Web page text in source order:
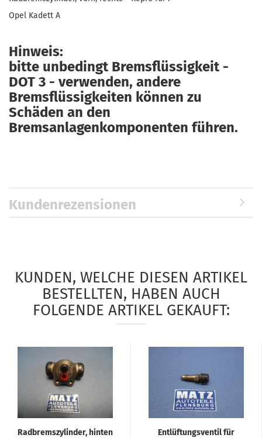
Opel Kadett A
Hinweis:
bitte unbedingt Bremsflüssigkeit -
DOT 3 - verwenden, andere
Bremsflüssigkeiten können zu
Schäden an den
Bremsanlagenkomponenten führen.
Kundenrezensionen
KUNDEN, WELCHE DIESEN ARTIKEL
BESTELLTEN, HABEN AUCH
FOLGENDE ARTIKEL GEKAUFT:
Radbremszylinder, hinten
Entlüftungsventil für